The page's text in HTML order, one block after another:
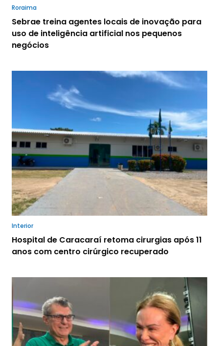
Roraima
Sebrae treina agentes locais de inovação para
uso de inteligência artificial nos pequenos
negócios
Interior
Hospital de Caracaraí retoma cirurgias após 11
anos com centro cirúrgico recuperado